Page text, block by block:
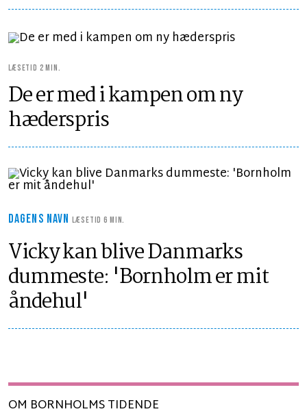
LÆSETID 2 MIN.
De er med i kampen om ny
hæderspris
DAGENS NAVNLÆSETID 6 MIN.
Vicky kan blive Danmarks
dummeste: 'Bornholm er mit
åndehul'
OM BORNHOLMS TIDENDE